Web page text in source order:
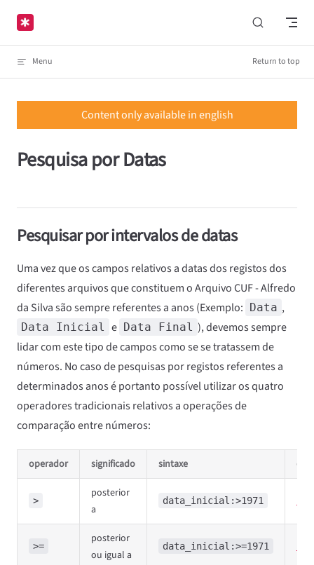
Skip to content
Menu Return to top
Content only available in english
Pesquisa por Datas
Pesquisar por intervalos de datas
Uma vez que os campos relativos a datas dos registos dos
diferentes arquivos que constituem o Arquivo CUF - Alfredo
da Silva são sempre referentes a anos (Exemplo: Data ,
Data Inicial e Data Final ), devemos sempre
lidar com este tipo de campos como se se tratassem de
números. No caso de pesquisas por registos referentes a
determinados anos é portanto possível utilizar os quatro
operadores tradicionais relativos a operações de
comparação entre números:
operador significado sintaxe
>
posterior
a
data_inicial:>1971
>=
posterior
ou igual a
data_inicial:>=1971